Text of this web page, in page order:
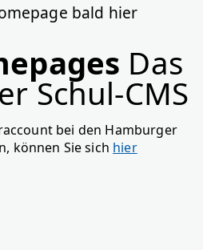
bald hier
Das
Schul-CMS
bei den Hamburger
können Sie sich hier